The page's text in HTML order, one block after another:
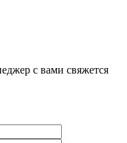
с вами свяжется